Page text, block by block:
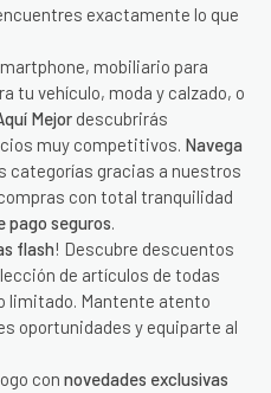
exactamente lo que
mobiliario para
tu vehículo, moda y calzado, o
Mejor descubrirás
muy competitivos. Navega
categorías gracias a nuestros
con total tranquilidad
pago seguros.
flash! Descubre descuentos
de artículos de todas
limitado. Mantente atento
oportunidades y equiparte al
con novedades exclusivas